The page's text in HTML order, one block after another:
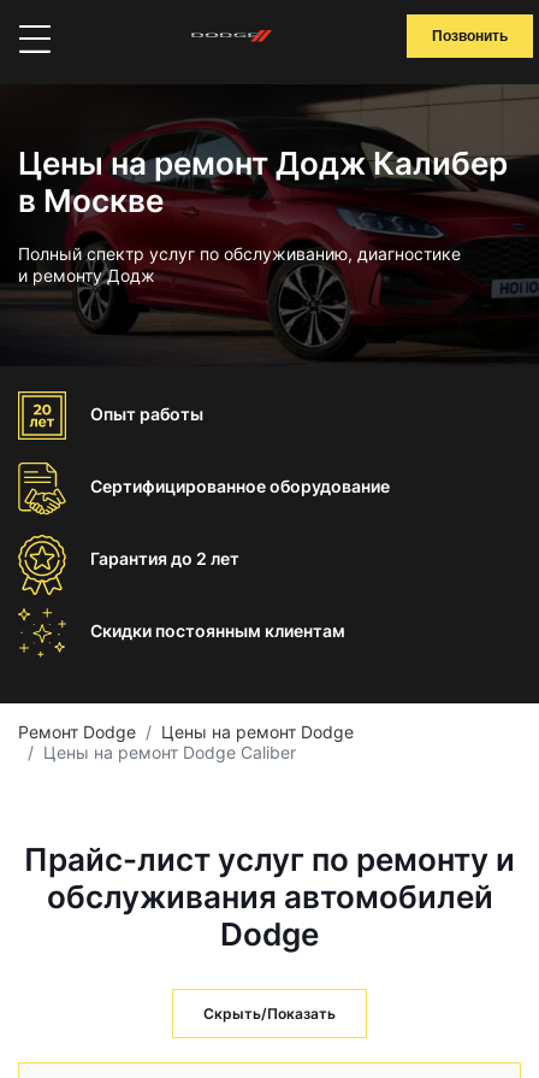
Позвонить
Цены на ремонт Додж Калибер
в Москве
Полный спектр услуг по обслуживанию, диагностике
и ремонту Додж
Опыт работы
Сертифицированноеоборудование
Гарантиядо 2 лет
Скидки постоянным клиентам
Ремонт Dodge
Цены на ремонт Dodge
Цены на ремонт Dodge Caliber
Прайс-лист услуг по ремонту и
обслуживания автомобилей
Dodge
Скрыть/Показать